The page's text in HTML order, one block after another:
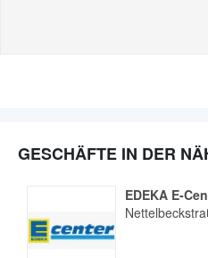
GESCHÄFTE IN DER
EDEKA E-